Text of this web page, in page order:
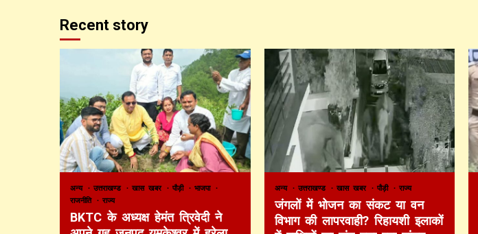
Recent story
अन्य उत्तराखण्ड खास खबर पौड़ी
भाजपा
राजनीति
राज्य
BKTC के अध्यक्ष हेमंत त्रिवेदी ने
अन्य उत्तराखण्ड खास खबर पौड़ी राज्य
जंगलों में भोजन का संकट या वन
विभाग की लापरवाही? रिहायशी इलाकों